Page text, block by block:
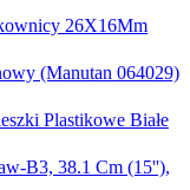
26X16Mm
(Manutan 064029)
Plastikowe Białe
B3, 38.1 Cm (15''),